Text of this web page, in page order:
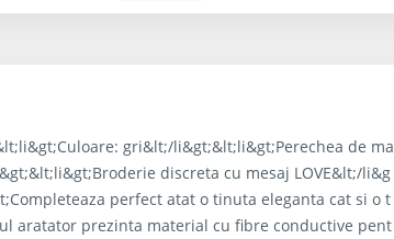
gri&lt;/li&gt;&lt;li&gt;Perechea de ma
discreta cu mesaj LOVE&lt;/li&g
perfect atat o tinuta eleganta cat si o t
aratator prezinta material cu fibre conductive pent